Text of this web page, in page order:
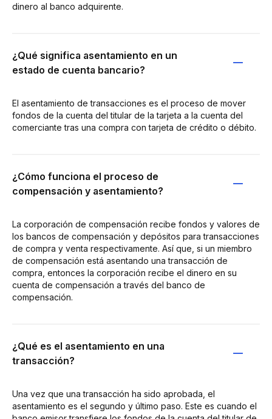
dinero al banco adquirente.
¿Qué significa asentamiento en un
estado de cuenta bancario?
El asentamiento de transacciones es el proceso de mover
fondos de la cuenta del titular de la tarjeta a la cuenta del
comerciante tras una compra con tarjeta de crédito o débito.
¿Cómo funciona el proceso de
compensación y asentamiento?
La corporación de compensación recibe fondos y valores de
los bancos de compensación y depósitos para transacciones
de compra y venta respectivamente. Así que, si un miembro
de compensación está asentando una transacción de
compra, entonces la corporación recibe el dinero en su
cuenta de compensación a través del banco de
compensación.
¿Qué es el asentamiento en una
transacción?
Una vez que una transacción ha sido aprobada, el
asentamiento es el segundo y último paso. Este es cuando el